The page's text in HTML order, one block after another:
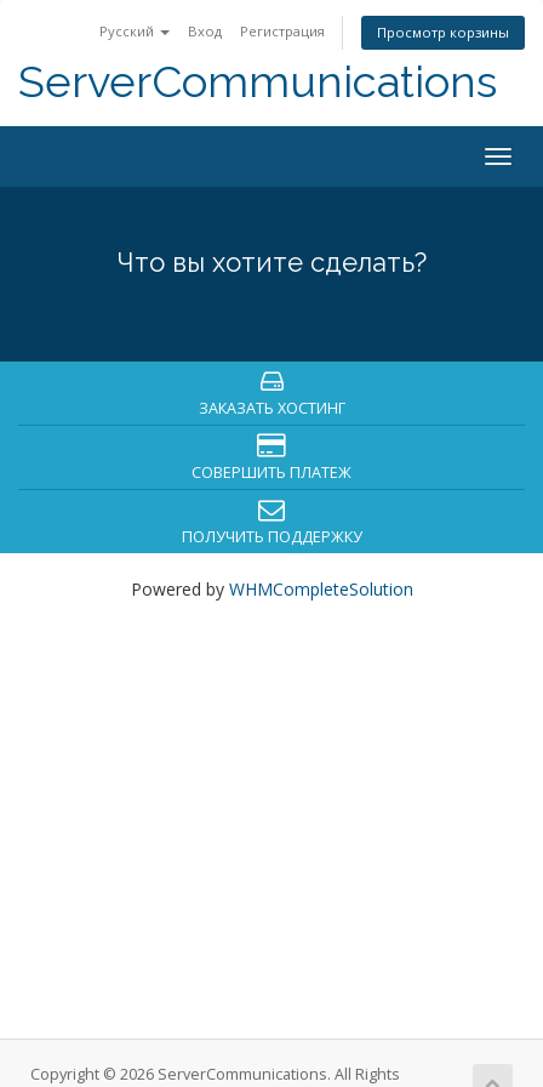
Русский Вход Регистрация Просмотр корзины
ServerCommunications
Что вы хотите сделать?
ЗАКАЗАТЬ ХОСТИНГ
СОВЕРШИТЬ ПЛАТЕЖ
ПОЛУЧИТЬ ПОДДЕРЖКУ
Powered by WHMCompleteSolution
Copyright © 2026 ServerCommunications. All Rights